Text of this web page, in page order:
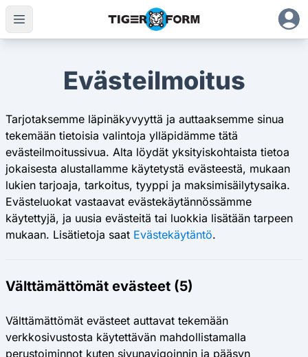
Evästeilmoitus
Tarjotaksemme läpinäkyvyyttä ja auttaaksemme sinua
tekemään tietoisia valintoja ylläpidämme tätä
evästeilmoitussivua. Alta löydät yksityiskohtaista tietoa
jokaisesta alustallamme käytetystä evästeestä, mukaan
lukien tarjoaja, tarkoitus, tyyppi ja maksimisäilytysaika.
Evästeluokat vastaavat evästekäytännössämme
käytettyjä, ja uusia evästeitä tai luokkia lisätään tarpeen
mukaan. Lisätietoja saat Evästekäytäntö.
Välttämättömät evästeet (5)
Välttämättömät evästeet auttavat tekemään
verkkosivustosta käytettävän mahdollistamalla
perustoiminnot kuten sivunavigoinnin ja pääsyn